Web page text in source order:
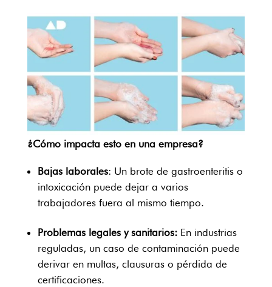
¿Cómo impacta esto en una empresa?
Bajas laborales: Un brote de gastroenteritis o
intoxicación puede dejar a varios
trabajadores fuera al mismo tiempo.
Problemas legales y sanitarios:En industrias
reguladas, un caso de contaminación puede
derivar en multas, clausuras o pérdida de
certificaciones.